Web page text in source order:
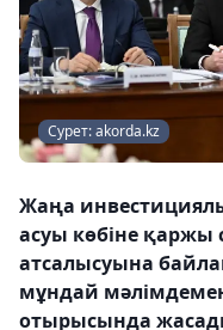
Сурет: akorda.kz
Жаңа
асуы көбіне қаржы
атсалысуына
мұндай
отырысында